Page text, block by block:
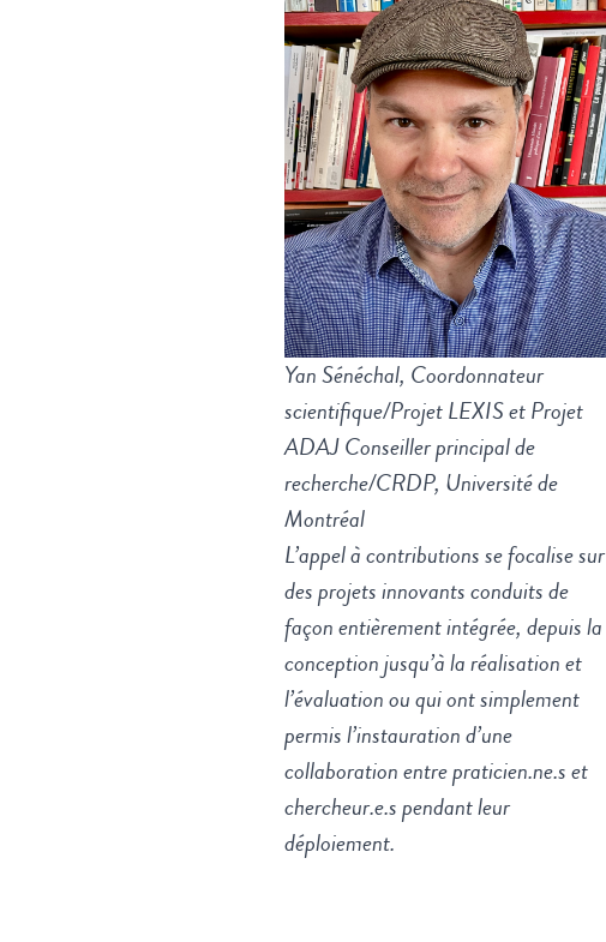
Yan Sénéchal, Coordonnateur
scientifique/Projet LEXIS et Projet
ADAJ Conseiller principal de
recherche/CRDP, Université de
Montréal
L’appel à contributions se focalise sur
des projets innovants conduits de
façon entièrement intégrée, depuis la
conception jusqu’à la réalisation et
l’évaluation ou qui ont simplement
permis l’instauration d’une
collaboration entre praticien.ne.s et
chercheur.e.s pendant leur
déploiement.